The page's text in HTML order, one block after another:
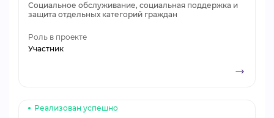
Социальное обслуживание, социальная поддержка и
защита отдельных категорий граждан
Роль в проекте
Участник
Реализован успешно